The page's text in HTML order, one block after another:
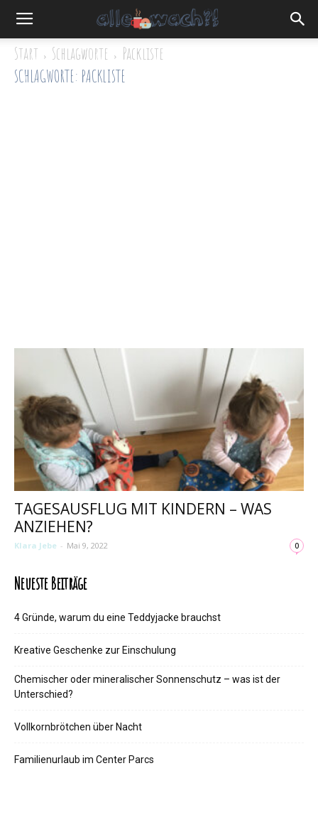
Start Schlagworte
Packliste
SCHLAGWORTE: PACKLISTE
TAGESAUSFLUG MIT KINDERN – WAS
ANZIEHEN?
Klara Jebe - Mai 9, 2022 0
Neueste Beiträge
4 Gründe, warum du eine Teddyjacke brauchst
Kreative Geschenke zur Einschulung
Chemischer oder mineralischer Sonnenschutz – was ist der
Unterschied?
Vollkornbrötchen über Nacht
Familienurlaub im Center Parcs